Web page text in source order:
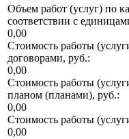
Объем работ (услуг) по
соответствии с
0,00
Стоимость работы
договорами, руб.:
0,00
Стоимость работы
планом (планами), руб.:
0,00
Стоимость работы
0,00